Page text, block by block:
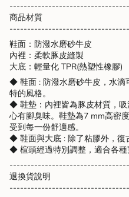
{{
quantity
}}"}
商品材質
鞋面：防潑水磨砂牛皮
內裡：柔軟豚皮縫製
大底：輕量化 TPR(熱塑性橡膠)
◆ 鞋面 : 防潑水磨砂牛皮，水滴
特的風格。
◆ 鞋墊：內裡皆為豚皮材質，
心有腳臭味。鞋墊為7 mm高密
受到每一份舒適感。
◆ 鞋面與大底 : 除了粘膠外，復
◆ 楦頭經過特別調整，適合各種
退換貨說明